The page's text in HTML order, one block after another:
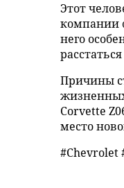
Этот
компании
него
Причины
Corvette
место
#Chevrolet